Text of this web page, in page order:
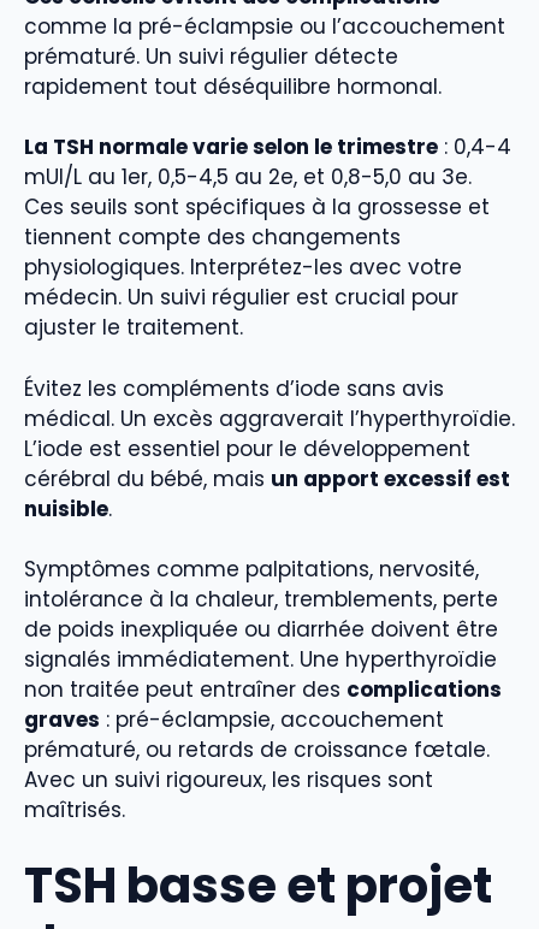
comme la pré-éclampsie ou l’accouchement
prématuré. Un suivi régulier détecte
rapidement tout déséquilibre hormonal.
La TSH normale varie selon le trimestre : 0,4-4
mUI/L au 1er, 0,5-4,5 au 2e, et 0,8-5,0 au 3e.
Ces seuils sont spécifiques à la grossesse et
tiennent compte des changements
physiologiques. Interprétez-les avec votre
médecin. Un suivi régulier est crucial pour
ajuster le traitement.
Évitez les compléments d’iode sans avis
médical. Un excès aggraverait l’hyperthyroïdie.
L’iode est essentiel pour le développement
cérébral du bébé, mais un apport excessif est
nuisible.
Symptômes comme palpitations, nervosité,
intolérance à la chaleur, tremblements, perte
de poids inexpliquée ou diarrhée doivent être
signalés immédiatement. Une hyperthyroïdie
non traitée peut entraîner des complications
graves : pré-éclampsie, accouchement
prématuré, ou retards de croissance fœtale.
Avec un suivi rigoureux, les risques sont
maîtrisés.
TSH basse et projet